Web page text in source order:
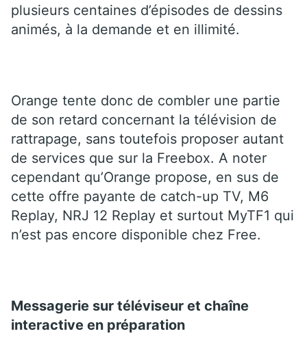
plusieurs centaines d’épisodes de dessins
animés, à la demande et en illimité.
Orange tente donc de combler une partie
de son retard concernant la télévision de
rattrapage, sans toutefois proposer autant
de services que sur la Freebox. A noter
cependant qu’Orange propose, en sus de
cette offre payante de catch-up TV, M6
Replay, NRJ 12 Replay et surtout MyTF1 qui
n’est pas encore disponible chez Free.
Messagerie sur téléviseur et chaîne
interactive en préparation